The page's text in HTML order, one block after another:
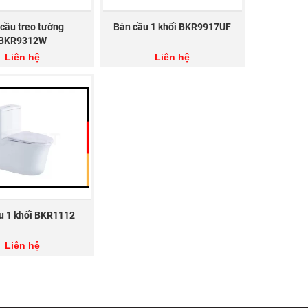
treo tường
Liên hệ
Bàn cầu 1 khối BKR9917UF
Liên hệ
1 khối BKR1112
Liên hệ